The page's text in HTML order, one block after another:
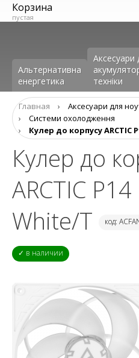
Корзина
пустая
Альтернативна
енергетика
Аксесуари
техніки
Главная ›
Аксесуари для
›
Системи охолодження
›
Кулер до корпусу ARCTIC
Кулер до
ARCTIC
White/T
код:
✓ в наличии